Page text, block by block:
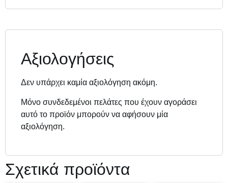
Αξιολογήσεις
Δεν υπάρχει καμία αξιολόγηση ακόμη.
Μόνο συνδεδεμένοι πελάτες που έχουν αγοράσει
αυτό το προϊόν μπορούν να αφήσουν μία
αξιολόγηση.
Σχετικά προϊόντα